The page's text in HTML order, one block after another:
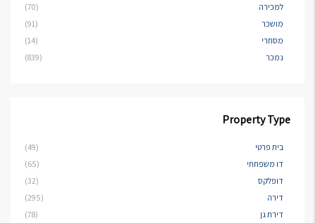
למכירה
(70)
מושכר
(91)
מסחרי
(14)
נמכר
(839)
Property Type
בית פרטי
(49)
דו משפחתי
(65)
דופלקס
(32)
דירה
(295)
דירת גן
(78)